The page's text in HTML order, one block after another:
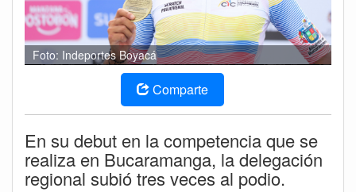
Foto: Indeportes Boyacá
Comparte
En su debut en la competencia que se
realiza en Bucaramanga, la delegación
regional subió tres veces al podio.